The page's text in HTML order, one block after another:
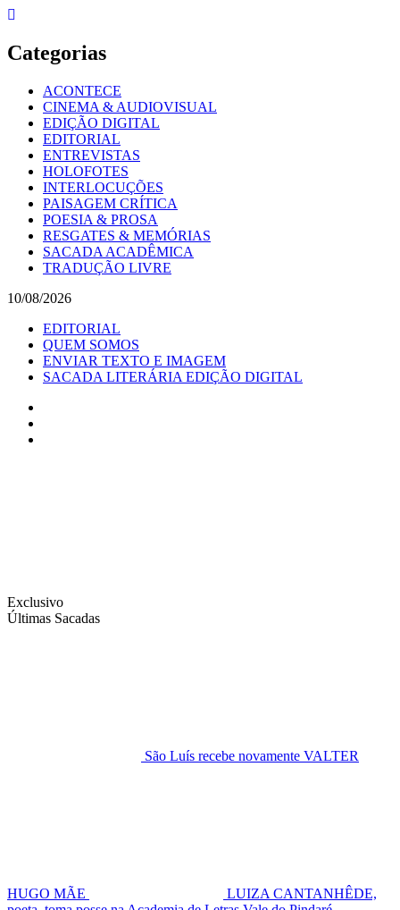
Skip
content
Categorias
ACONTECE
CINEMA & AUDIOVISUAL
EDIÇÃO DIGITAL
EDITORIAL
ENTREVISTAS
HOLOFOTES
INTERLOCUÇÕES
PAISAGEM CRÍTICA
POESIA & PROSA
RESGATES & MEMÓRIAS
SACADA ACADÊMICA
TRADUÇÃO LIVRE
10/08/2026
EDITORIAL
QUEM SOMOS
ENVIAR TEXTO E IMAGEM
SACADA LITERÁRIA EDIÇÃO DIGITAL
Exclusivo
Últimas Sacadas
São Luís recebe novamente VALTER
HUGO MÃE
LUIZA CANTANHÊDE,